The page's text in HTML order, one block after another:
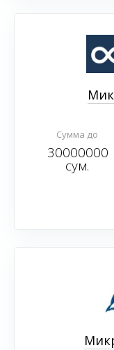
Сумма до
30000000
сум.